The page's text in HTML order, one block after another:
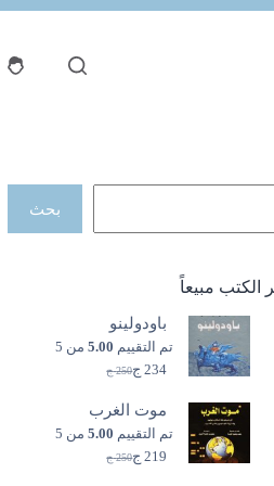
بحث
الكتب مبيعاً
باودولينو
تم التقييم 5.00 من 5
250 ج
السعر
هو:
250 ج.
234 ج
السعر
هو:
234 ج.
موت الغرب
تم التقييم 5.00 من 5
250 ج
السعر 219 ج
السعر